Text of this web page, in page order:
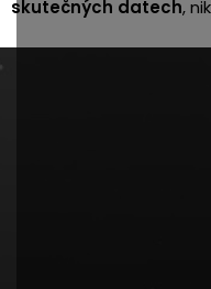
skutečných datech,